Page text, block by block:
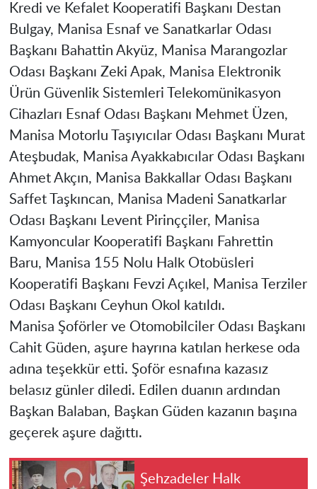
Kredi ve Kefalet Kooperatifi Başkanı Destan
Bulgay, Manisa Esnaf ve Sanatkarlar Odası
Başkanı Bahattin Akyüz, Manisa Marangozlar
Odası Başkanı Zeki Apak, Manisa Elektronik
Ürün Güvenlik Sistemleri Telekomünikasyon
Cihazları Esnaf Odası Başkanı Mehmet Üzen,
Manisa Motorlu Taşıyıcılar Odası Başkanı Murat
Ateşbudak, Manisa Ayakkabıcılar Odası Başkanı
Ahmet Akçın, Manisa Bakkallar Odası Başkanı
Saffet Taşkıncan, Manisa Madeni Sanatkarlar
Odası Başkanı Levent Pirinççiler, Manisa
Kamyoncular Kooperatifi Başkanı Fahrettin
Baru, Manisa 155 Nolu Halk Otobüsleri
Kooperatifi Başkanı Fevzi Açıkel, Manisa Terziler
Odası Başkanı Ceyhun Okol katıldı.
Manisa Şoförler ve Otomobilciler Odası Başkanı
Cahit Güden, aşure hayrına katılan herkese oda
adına teşekkür etti. Şoför esnafına kazasız
belasız günler diledi. Edilen duanın ardından
Başkan Balaban, Başkan Güden kazanın başına
geçerek aşure dağıttı.
Şehzadeler Halk